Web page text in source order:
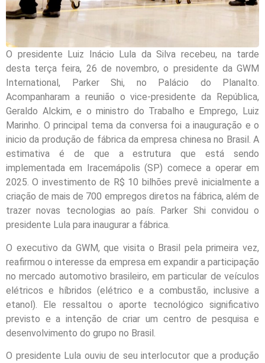
O presidente Luiz Inácio Lula da Silva recebeu, na tarde
desta terça feira, 26 de novembro, o presidente da GWM
International, Parker Shi, no Palácio do Planalto.
Acompanharam a reunião o vice-presidente da República,
Geraldo Alckim, e o ministro do Trabalho e Emprego, Luiz
Marinho. O principal tema da conversa foi a inauguração e o
inicio da produção de fábrica da empresa chinesa no Brasil. A
estimativa é de que a estrutura que está sendo
implementada em Iracemápolis (SP) comece a operar em
2025. O investimento de R$ 10 bilhões prevê inicialmente a
criação de mais de 700 empregos diretos na fábrica, além de
trazer novas tecnologias ao país. Parker Shi convidou o
presidente Lula para inaugurar a fábrica.
O executivo da GWM, que visita o Brasil pela primeira vez,
reafirmou o interesse da empresa em expandir a participação
no mercado automotivo brasileiro, em particular de veículos
elétricos e híbridos (elétrico e a combustão, inclusive a
etanol). Ele ressaltou o aporte tecnológico significativo
previsto e a intenção de criar um centro de pesquisa e
desenvolvimento do grupo no Brasil.
O presidente Lula ouviu de seu interlocutor que a produção